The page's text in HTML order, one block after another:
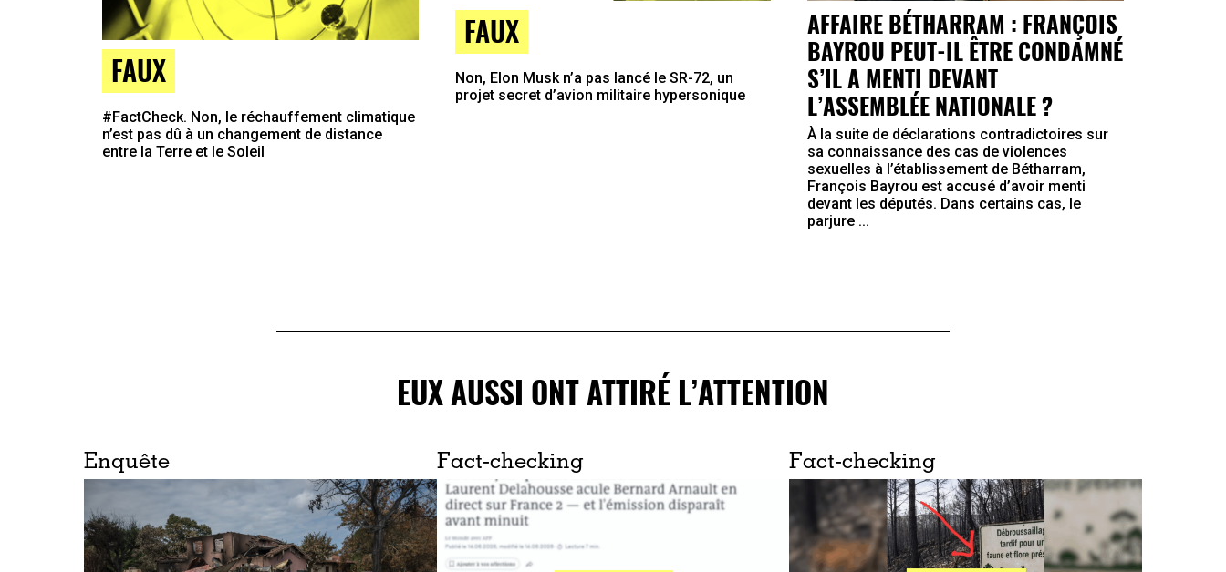
FAUX
#FactCheck. Non, le réchauffement climatique
n’est pas dû à un changement de distance
entre la Terre et le Soleil
FAUX
Non, Elon Musk n’a pas lancé le SR-72, un
projet secret d’avion militaire hypersonique
AFFAIRE BÉTHARRAM : FRANÇOIS
BAYROU PEUT-IL ÊTRE CONDAMNÉ
S’IL A MENTI DEVANT
L’ASSEMBLÉE NATIONALE ?
À la suite de déclarations contradictoires sur
sa connaissance des cas de violences
sexuelles à l’établissement de Bétharram,
François Bayrou est accusé d’avoir menti
devant les députés. Dans certains cas, le
parjure ...
EUX AUSSI ONT ATTIRÉ L’ATTENTION
Enquête Fact-checking Fact-checking